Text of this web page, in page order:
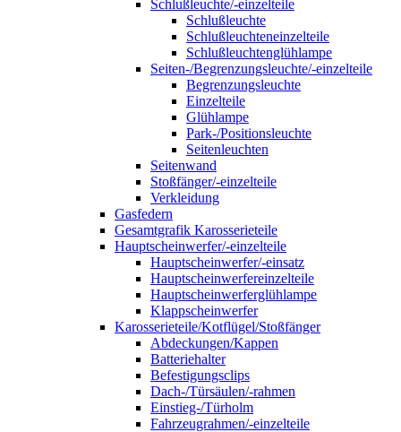
Schlußleuchte/-einzelteile
Schlußleuchte
Schlußleuchteneinzelteile
Schlußleuchtenglühlampe
Seiten-/Begrenzungsleuchte/-einzelteile
Begrenzungsleuchte
Einzelteile
Glühlampe
Park-/Positionsleuchte
Seitenleuchten
Seitenwand
Stoßfänger/-einzelteile
Verkleidung
Gasfedern
Gesamtgrafik Karosserieteile
Hauptscheinwerfer/-einzelteile
Hauptscheinwerfer/-einsatz
Hauptscheinwerfereinzelteile
Hauptscheinwerferglühlampe
Klappscheinwerfer
Karosserieteile/Kotflügel/Stoßfänger
Abdeckungen/Kappen
Batteriehalter
Befestigungsclips
Dach-/Türsäulen/-rahmen
Einstieg-/Türholm
Fahrzeugrahmen/-einzelteile